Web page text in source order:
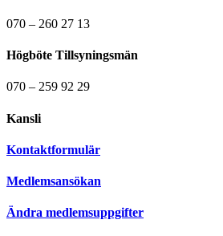
070 – 260 27 13
Högböte Tillsyningsmän
070 – 259 92 29
Kansli
Kontaktformulär
Medlemsansökan
Ändra medlemsuppgifter